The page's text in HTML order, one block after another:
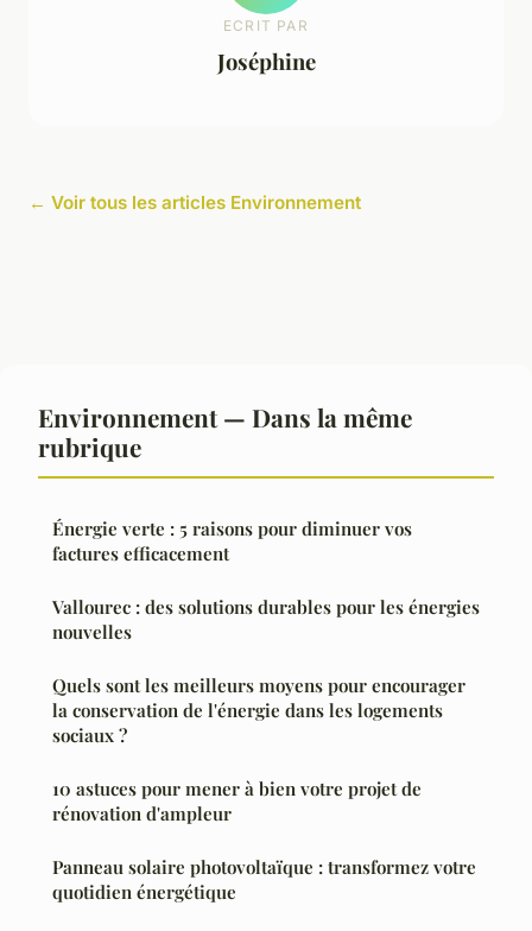
ECRIT PAR
Joséphine
← Voir tous les articles Environnement
Environnement — Dans la même
rubrique
Énergie verte : 5 raisons pour diminuer vos
factures efficacement
Vallourec : des solutions durables pour les énergies
nouvelles
Quels sont les meilleurs moyens pour encourager
la conservation de l'énergie dans les logements
sociaux ?
10 astuces pour mener à bien votre projet de
rénovation d'ampleur
Panneau solaire photovoltaïque : transformez votre
quotidien énergétique